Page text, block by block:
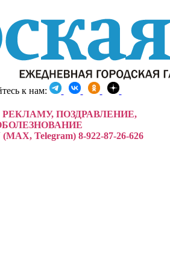
к нам:
ПОЗДРАВЛЕНИЕ,
Telegram) 8-922-87-26-626